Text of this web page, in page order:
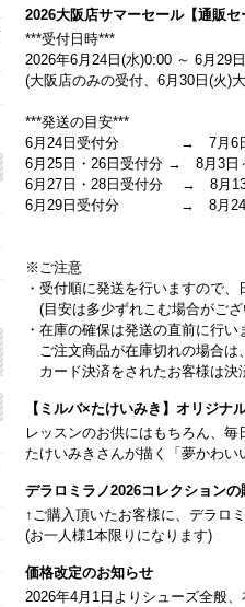
2026大阪店サマーセール【通販
***受付日時***
2026年6月24日(水)0:00 ～ 6月29
(大阪店のみの受付、6月30日(火)
***発送の目安***
6月24日受付分 → 7月6日
6月25日・26日受付分 → 8月3日
6月27日・28日受付分 → 8月13
6月29日受付分 → 8月24日
※ご注意
・受付順に発送を行いますので
(目安は多少ずれこむ場合がござ
・在庫の確保は発送の直前に行
ご注文商品が在庫切れの場合は
カード決済をされたお客様は決
【ミルバ×たけいみき】オリジナ
レッスンのお供にはもちろん、毎
たけいみきさんが描く「夢かわい
デラロミラノ2026コレクション
↑ご購入頂いたお客様に、デラロ
(お一人様1本限りになります)
価格改定のお知らせ
2026年4月1日よりシューズ全般